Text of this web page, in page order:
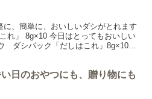
、簡単に、おいしいダシがとれます
れ」 8g×10 今日はとってもおいしい
ダシパック「だしはこれ」8g×10を
日のおやつにも、贈り物にも